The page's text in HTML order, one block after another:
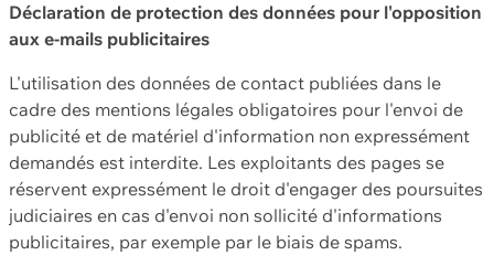
Déclaration de protection des données pour l'opposition
aux e-mails publicitaires
L'utilisation des données de contact publiées dans le
cadre des mentions légales obligatoires pour l'envoi de
publicité et de matériel d'information non expressément
demandés est interdite. Les exploitants des pages se
réservent expressément le droit d'engager des poursuites
judiciaires en cas d'envoi non sollicité d'informations
publicitaires, par exemple par le biais de spams.